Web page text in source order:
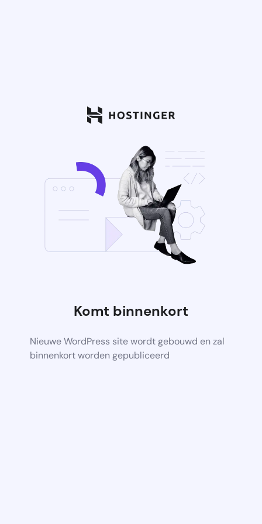
Komt binnenkort
Nieuwe WordPress site wordt gebouwd en zal
binnenkort worden gepubliceerd